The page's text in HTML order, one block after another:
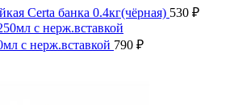
1,390 ₽.
Certa банка 0.4кг(чёрная) 530 ₽
с нерж.вставкой 790 ₽